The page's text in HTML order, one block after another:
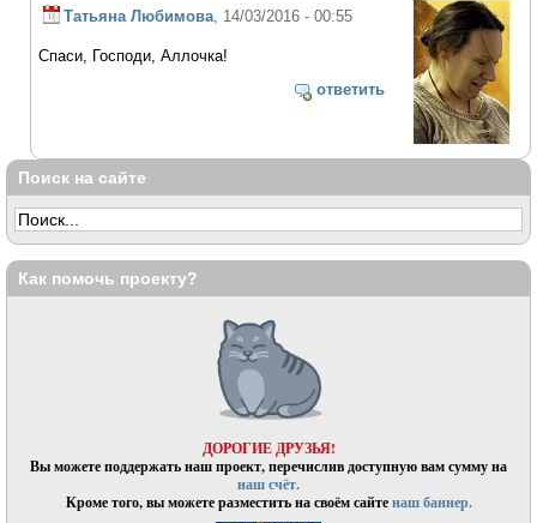
Татьяна Любимова , 14/03/2016 - 00:55
Спаси, Господи, Аллочка!
ответить
Поиск на сайте
Как помочь проекту?
ДОРОГИЕ ДРУЗЬЯ!
Вы можете поддержать наш проект, перечислив доступную вам сумму на
наш счёт.
Кроме того, вы можете разместить на своём сайтенаш баннер.